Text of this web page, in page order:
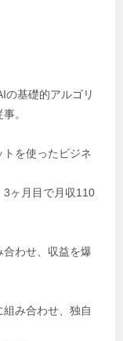
の基礎的アルゴリ
。
を使ったビジネ
3ヶ月目で月収110
わせ、収益を爆
み合わせ、独自